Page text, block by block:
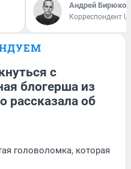
Андрей Бирюков
Корреспондент
с
блогерша из
рассказала об
головоломка, которая